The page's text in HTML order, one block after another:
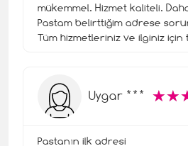
mükemmel. Hizmet kaliteli.
Pastam belirttiğim adrese
Tüm hizmetleriniz ve ilginiz
Uygar *** ☆☆
★★
Pastanın ilk adresi